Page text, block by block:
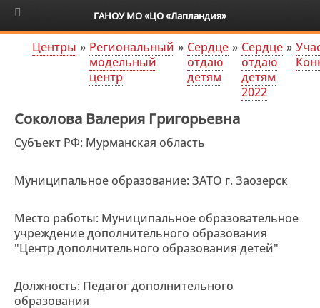
6+
Центры » Региональный
модельный
центр
» Сердце
отдаю
детям
» Сердце
отдаю
детям
2022
»
Соколова Валерия Григорьевна
Субъект РФ: Мурманская область
Муниципальное образование: ЗАТО г. Заозерск
Место работы: Муниципальное образовательное
учреждение дополнительного образования
"Центр дополнительного образования детей"
Должность: Педагог дополнительного
образования
ГАНОУ МО «ЦО «Лапландия»